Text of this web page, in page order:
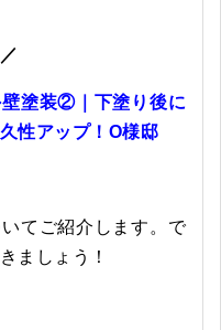
塗装②｜下塗り後に
性アップ！O様邸
てご紹介します。で
ましょう！